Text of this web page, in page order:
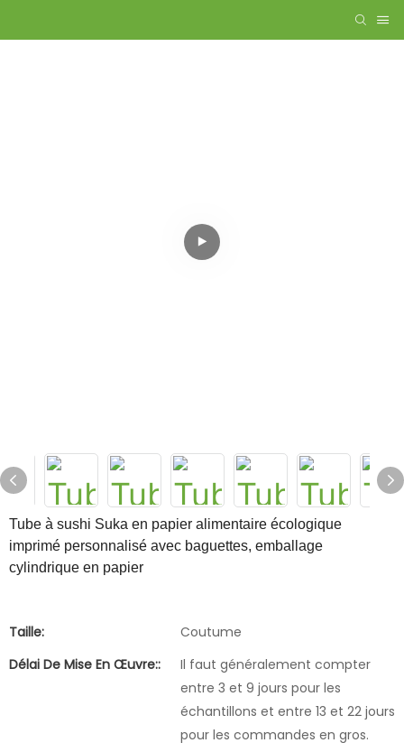
Tube à sushi Suka en papier alimentaire écologique
imprimé personnalisé avec baguettes, emballage
cylindrique en papier
Taille:
Coutume
Délai De Mise En Œuvre::
Il faut généralement compter
entre 3 et 9 jours pour les
échantillons et entre 13 et 22 jours
pour les commandes en gros.